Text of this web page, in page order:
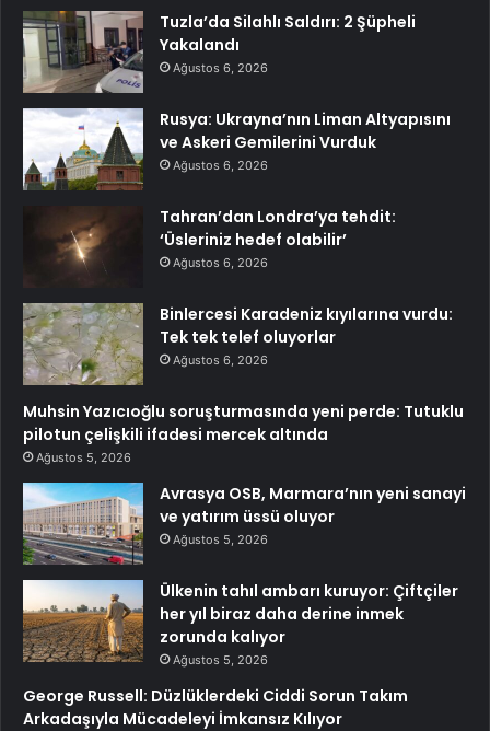
Tuzla’da Silahlı Saldırı: 2 Şüpheli
Yakalandı
Ağustos 6, 2026
Rusya: Ukrayna’nın Liman Altyapısını
ve Askeri Gemilerini Vurduk
Ağustos 6, 2026
Tahran’dan Londra’ya tehdit:
‘Üsleriniz hedef olabilir’
Ağustos 6, 2026
Binlercesi Karadeniz kıyılarına vurdu:
Tek tek telef oluyorlar
Ağustos 6, 2026
Muhsin Yazıcıoğlu soruşturmasında yeni perde: Tutuklu
pilotun çelişkili ifadesi mercek altında
Ağustos 5, 2026
Avrasya OSB, Marmara’nın yeni sanayi
ve yatırım üssü oluyor
Ağustos 5, 2026
Ülkenin tahıl ambarı kuruyor: Çiftçiler
her yıl biraz daha derine inmek
zorunda kalıyor
Ağustos 5, 2026
George Russell: Düzlüklerdeki Ciddi Sorun Takım
Arkadaşıyla Mücadeleyi İmkansız Kılıyor